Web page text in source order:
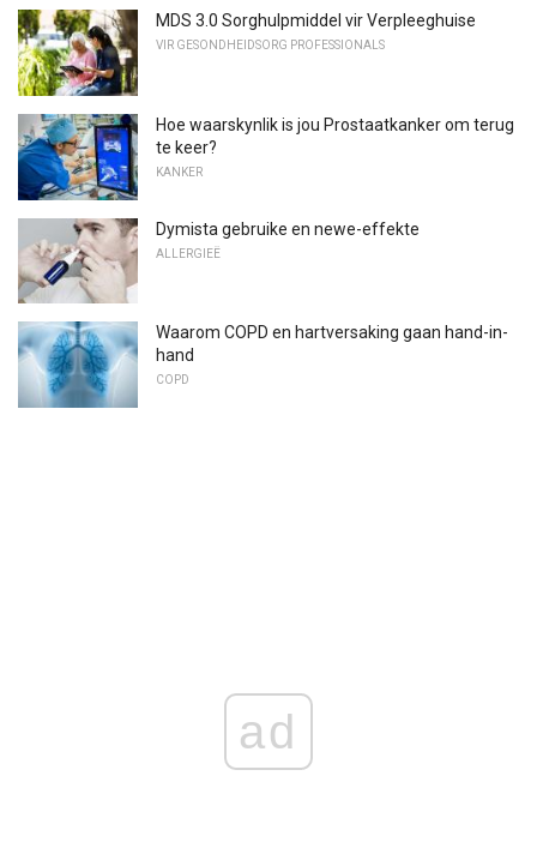
MDS 3.0 Sorghulpmiddel vir Verpleeghuise
VIR GESONDHEIDSORG PROFESSIONALS
Hoe waarskynlik is jou Prostaatkanker om terug
te keer?
KANKER
Dymista gebruike en newe-effekte
ALLERGIEË
Waarom COPD en hartversaking gaan hand-in-
hand
COPD
ad